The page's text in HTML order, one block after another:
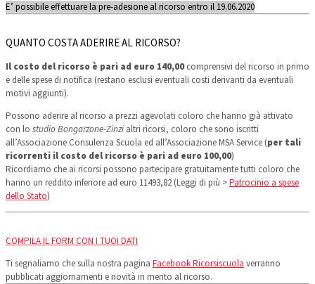
E’ possibile effettuare la pre-adesione al ricorso entro il 19.06.2020
QUANTO COSTA ADERIRE AL RICORSO?
Il costo del ricorso è pari ad euro 140,00comprensivi del ricorso in primo
e delle spese di notifica (restano esclusi eventuali costi derivanti da eventuali
motivi aggiunti).
Possono aderire al ricorso a prezzi agevolati coloro che hanno già attivato
con lo studio Bongarzone-Zinzi altri ricorsi, coloro che sono iscritti
all’Associazione Consulenza Scuola ed all’Associazione MSA Service (per tali
ricorrenti il costo del ricorso è pari ad euro 100,00)
Ricordiamo che ai ricorsi possono partecipare gratuitamente tutti coloro che
hanno un reddito inferiore ad euro 11493,82 (Leggi di più >Patrocinio a spese
dello Stato)
COMPILA IL FORM CON I TUOI DATI
Ti segnaliamo che sulla nostra pagina Facebook Ricorsiscuola verranno
pubblicati aggiornamenti e novità in merito al ricorso.